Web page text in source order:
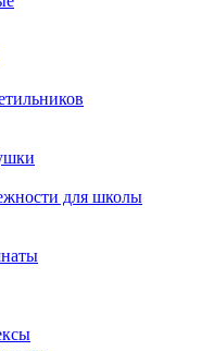
для школы